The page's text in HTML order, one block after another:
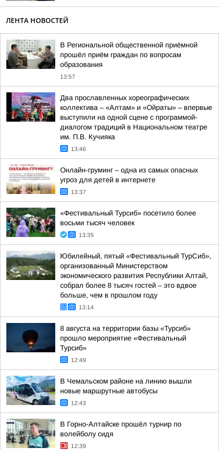
ЛЕНТА НОВОСТЕЙ
В Региональной общественной приёмной
прошёл приём граждан по вопросам
образования
13:57
Два прославленных хореографических
коллектива – «Алтам» и «Ойраты» – впервые
выступили на одной сцене с программой-
диалогом традиций в Национальном театре
им. П.В. Кучияка
13:46
Онлайн-груминг – одна из самых опасных
угроз для детей в интернете
13:37
«Фестивальный Турсиб» посетило более
восьми тысяч человек
13:35
Юбилейный, пятый «Фестивальный ТурСиб»,
организованный Министерством
экономического развития Республики Алтай,
собрал более 8 тысяч гостей – это вдвое
больше, чем в прошлом году
13:14
8 августа на территории базы «Турсиб»
прошло мероприятие «Фестивальный
Турсиб»
12:49
В Чемальском районе на линию вышли
новые маршрутные автобусы
12:43
В Горно-Алтайске прошёл турнир по
волейболу сидя
12:39